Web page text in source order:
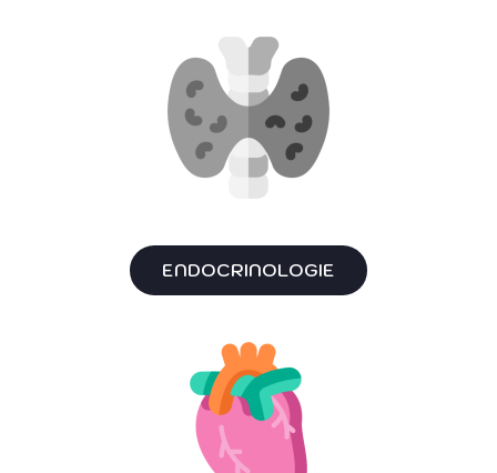
ENDOCRINOLOGIE